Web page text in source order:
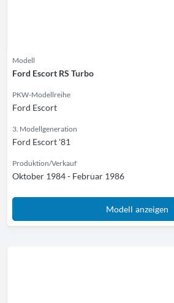
Modell
Ford Escort RS Turbo
PKW-Modellreihe
Ford Escort
3. Modellgeneration
Ford Escort '81
Produktion/Verkauf
Oktober 1984 - Februar 1986
Modell anzeigen